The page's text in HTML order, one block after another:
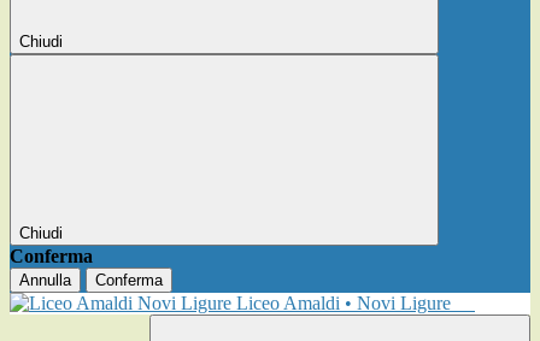
Chiudi
Chiudi
Conferma
Annulla Conferma
Liceo Amaldi • Novi Ligure